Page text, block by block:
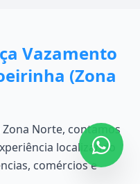
Vazamento
(Zona
Zona Norte, contamos
localizando
comércios e